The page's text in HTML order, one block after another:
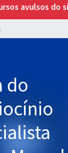
avulsos do
Marcelo Leite
do